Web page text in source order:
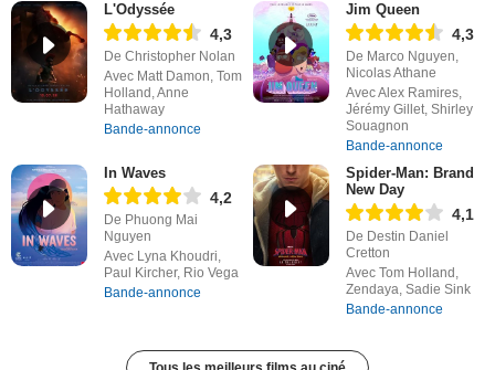
L'Odyssée
4,3
De Christopher Nolan
Avec Matt Damon, Tom
Holland, Anne
Hathaway
Bande-annonce
Jim Queen
4,3
De Marco Nguyen,
Nicolas Athane
Avec Alex Ramires,
Jérémy Gillet, Shirley
Souagnon
Bande-annonce
In Waves
4,2
De Phuong Mai
Nguyen
Avec Lyna Khoudri,
Paul Kircher, Rio Vega
Bande-annonce
Spider-Man: Brand
New Day
4,1
De Destin Daniel
Cretton
Avec Tom Holland,
Zendaya, Sadie Sink
Bande-annonce